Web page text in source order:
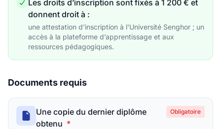
Les droits d’inscription sont fixés à 1 200 € et
donnent droit à :
une attestation d’inscription à l'Université Senghor ; un
accès à la plateforme d’apprentissage et aux
ressources pédagogiques.
Documents requis
Une copie du dernier diplôme
obtenu *
Obligatoire